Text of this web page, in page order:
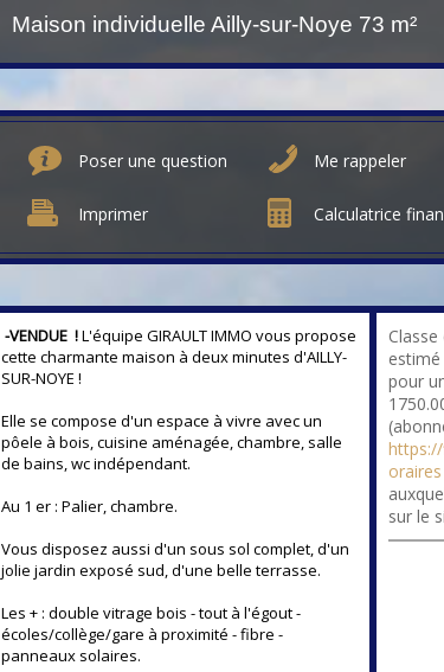
Maison individuelle Ailly-sur-Noye 73 m²
Poser une question Me rappeler
Imprimer Calculatrice
-VENDUE !L'équipe GIRAULT IMMO vous propose
cette charmante maison à deux minutes d'AILLY-
SUR-NOYE !
Elle se compose d'un espace à vivre avec un
pôele à bois, cuisine aménagée, chambre, salle
de bains, wc indépendant.
Au 1 er : Palier, chambre.
Vous disposez aussi d'un sous sol complet, d'un
jolie jardin exposé sud, d'une belle terrasse.
Les + : double vitrage bois - tout à l'égout -
écoles/collège/gare à proximité - fibre -
panneaux solaires.
pour
oraires
sur le